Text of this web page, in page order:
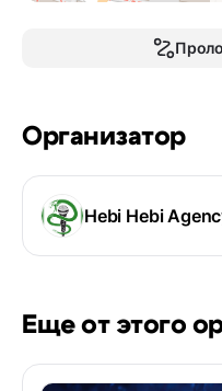
Организатор
Hebi Hebi
Еще от этого